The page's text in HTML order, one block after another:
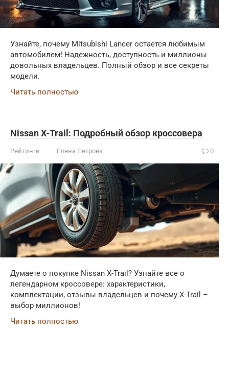
Узнайте, почему Mitsubishi Lancer остается любимым
автомобилем! Надежность, доступность и миллионы
довольных владельцев. Полный обзор и все секреты
модели.
Читать полностью
Nissan X-Trail: Подробный обзор кроссовера
Рейтинги Елена Петрова 0
Думаете о покупке Nissan X-Trail? Узнайте все о
легендарном кроссовере: характеристики,
комплектации, отзывы владельцев и почему X-Trail –
выбор миллионов!
Читать полностью